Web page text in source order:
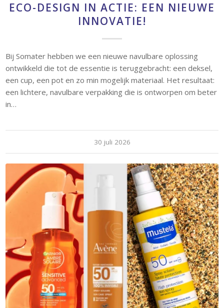
ECO-DESIGN IN ACTIE: EEN NIEUWE
INNOVATIE!
Bij Somater hebben we een nieuwe navulbare oplossing
ontwikkeld die tot de essentie is teruggebracht: een deksel,
een cup, een pot en zo min mogelijk materiaal. Het resultaat:
een lichtere, navulbare verpakking die is ontworpen om beter
in…
30 juli 2026